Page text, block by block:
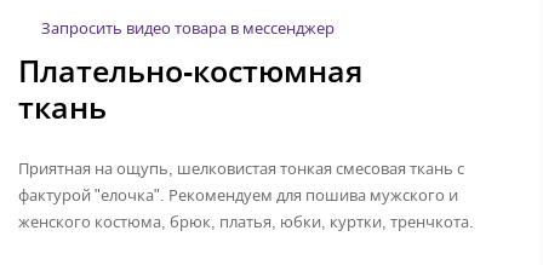
Запросить видео товара в мессенджер
Плательно-костюмная
ткань
Приятная на ощупь, шелковистая тонкая смесовая ткань с
фактурой "елочка". Рекомендуем для пошива мужского и
женского костюма, брюк, платья, юбки, куртки, тренчкота.